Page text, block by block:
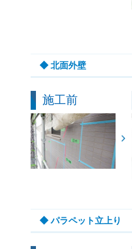
◆ 北面外壁
施工前
◆ パラペット立上り